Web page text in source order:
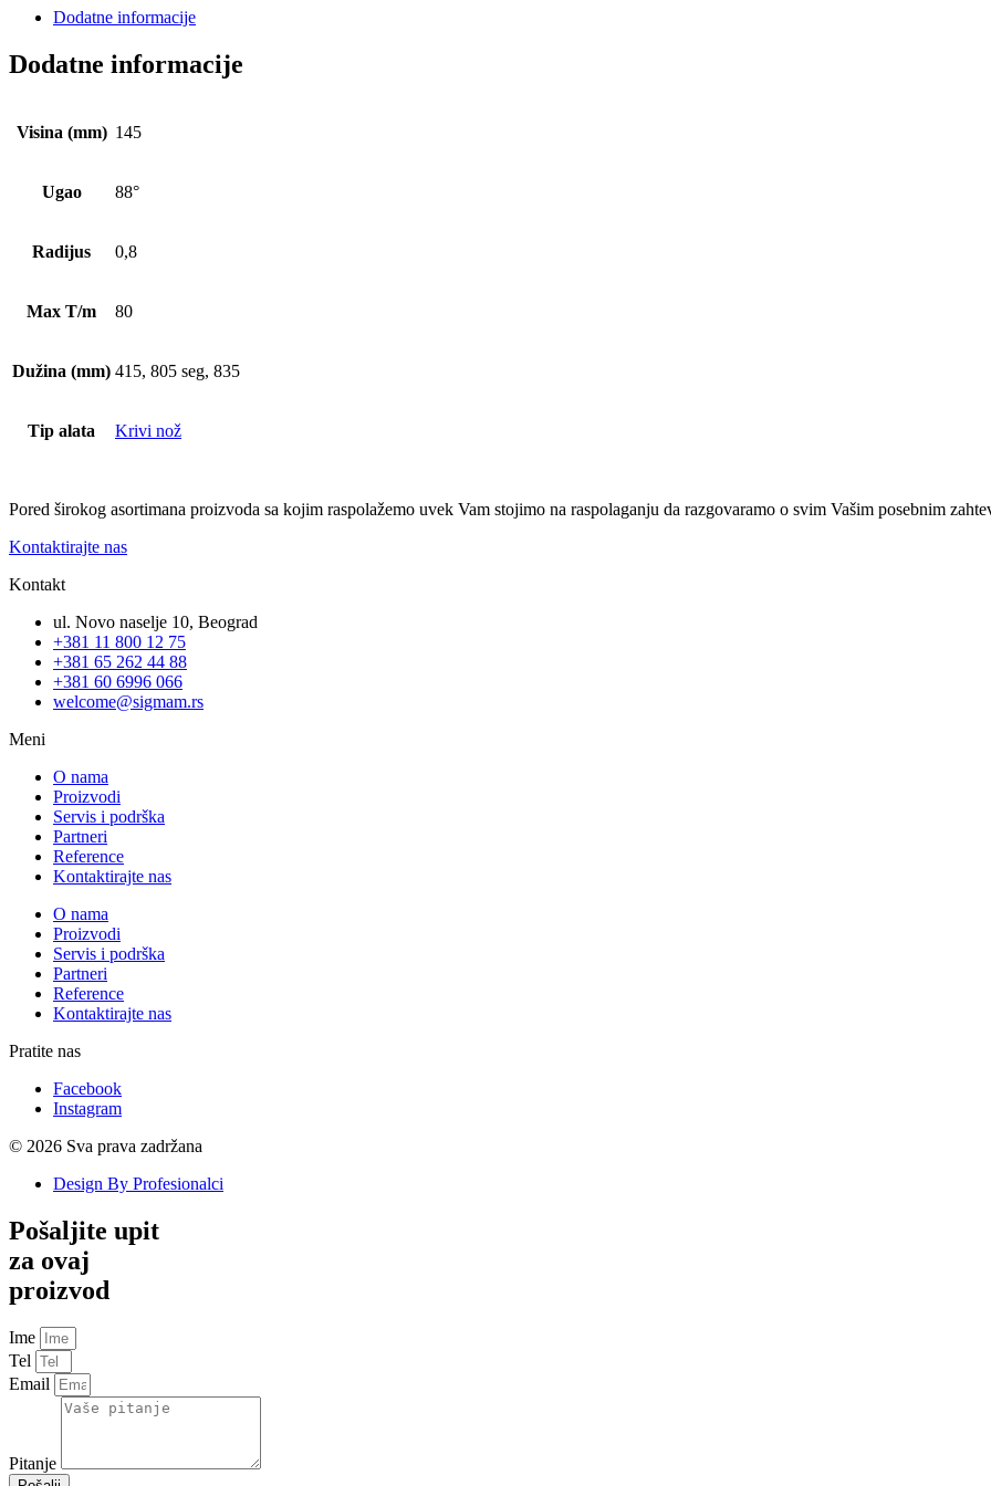
Dodatne informacije
Dodatne informacije
Visina (mm) 145
Ugao 88°
Radijus 0,8
Max T/m 80
Dužina (mm) 415, 805 seg, 835
Tip alata Krivi nož
Pored širokog asortimana proizvoda sa kojim raspolažemo uvek Vam stojimo na raspolaganju da razgovaramo o svim Vašim posebnim
Kontaktirajte nas
Kontakt
ul. Novo naselje 10, Beograd
+381 11 800 12 75
+381 65 262 44 88
+381 60 6996 066
welcome@sigmam.rs
Meni
O nama
Proizvodi
Servis i podrška
Partneri
Reference
Kontaktirajte nas
O nama
Proizvodi
Servis i podrška
Partneri
Reference
Kontaktirajte nas
Pratite nas
Facebook
Instagram
© 2026 Sva prava zadržana
Design By Profesionalci
Pošaljite upit
za ovaj
proizvod
Ime
Tel
Email
Pitanje